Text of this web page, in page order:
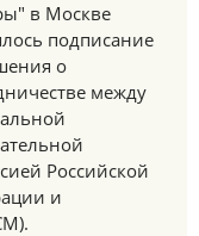
в Москве
подписание
о
между
Российской
и